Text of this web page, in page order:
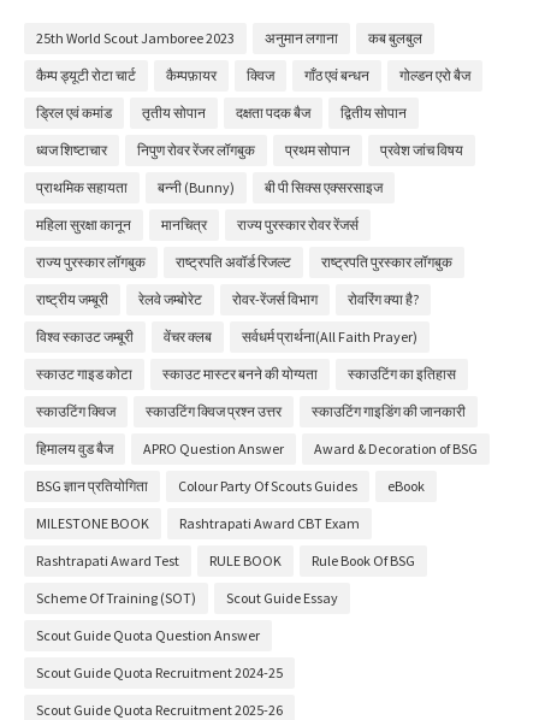
25th World Scout Jamboree 2023 अनुमान लगाना कब बुलबुल
कैम्प ड्यूटी रोटा चार्ट कैम्पफ़ायर क्विज गाँठ एवं बन्धन गोल्डन एरो बैज
ड्रिल एवं कमांड तृतीय सोपान दक्षता पदक बैज द्वितीय सोपान
ध्वज शिष्टाचार निपुण रोवर रेंजर लॉगबुक प्रथम सोपान प्रवेश जांच विषय
प्राथमिक सहायता बन्नी (Bunny) बी पी सिक्स एक्सरसाइज
महिला सुरक्षा कानून मानचित्र राज्य पुरस्कार रोवर रेंजर्स
राज्य पुरस्कार लॉगबुक राष्ट्रपति अवॉर्ड रिजल्ट राष्ट्रपति पुरस्कार लॉगबुक
राष्ट्रीय जम्बूरी रेलवे जम्बोरेट रोवर-रेंजर्स विभाग रोवरिंग क्या है?
विश्व स्काउट जम्बूरी वेंचर क्लब सर्वधर्म प्रार्थना(All Faith Prayer)
स्काउट गाइड कोटा स्काउट मास्टर बनने की योग्यता स्काउटिंग का इतिहास
स्काउटिंग क्विज स्काउटिंग क्विज प्रश्न उत्तर स्काउटिंग गाइडिंग की जानकारी
हिमालय वुड बैज APRO Question Answer Award & Decoration of BSG
BSG ज्ञान प्रतियोगिता Colour Party Of Scouts Guides eBook
MILESTONE BOOK Rashtrapati Award CBT Exam
Rashtrapati Award Test RULE BOOK Rule Book Of BSG
Scheme Of Training (SOT) Scout Guide Essay
Scout Guide Quota Question Answer
Scout Guide Quota Recruitment 2024-25
Scout Guide Quota Recruitment 2025-26